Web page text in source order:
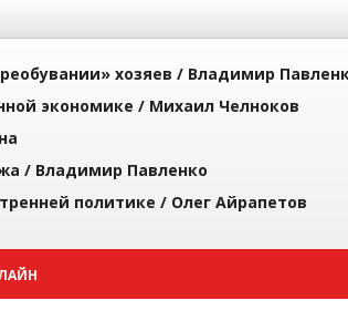
хозяев / Владимир
экономике / Михаил Челноков
/ Владимир Павленко
политике / Олег Айрапетов